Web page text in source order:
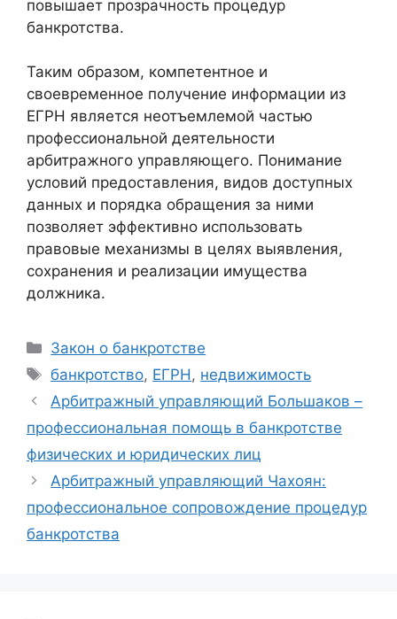
повышает прозрачность процедур
банкротства.
Таким образом, компетентное и
своевременное получение информации из
ЕГРН является неотъемлемой частью
профессиональной деятельности
арбитражного управляющего. Понимание
условий предоставления, видов доступных
данных и порядка обращения за ними
позволяет эффективно использовать
правовые механизмы в целях выявления,
сохранения и реализации имущества
должника.
Рубрики
Закон о банкротстве
Метки
банкротство, ЕГРН, недвижимость
Арбитражный управляющий Большаков –
профессиональная помощь в банкротстве
физических и юридических лиц
Арбитражный управляющий Чахоян:
профессиональное сопровождение процедур
банкротства